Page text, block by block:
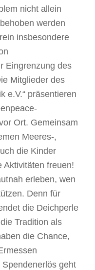
nicht allein
werden
insbesondere
Eingrenzung des
Mitglieder des
e.V.“ präsentieren
Ort. Gemeinsam
Meeres-,
die Kinder
Aktivitäten freuen!
erleben, wen
Denn für
die Deichperle
Tradition als
die Chance,
geht